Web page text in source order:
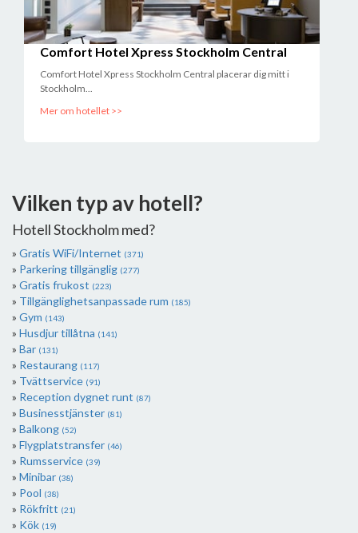
Comfort Hotel Xpress Stockholm Central
Comfort Hotel Xpress Stockholm Central placerar dig mitt i
Stockholm...
Mer om hotellet >>
Vilken typ av hotell?
Hotell Stockholm med?
Gratis WiFi/Internet (371)
Parkering tillgänglig (277)
Gratis frukost (223)
Tillgänglighetsanpassade rum (185)
Gym (143)
Husdjur tillåtna (141)
Bar (131)
Restaurang (117)
Tvättservice (91)
Reception dygnet runt (87)
Businesstjänster (81)
Balkong (52)
Flygplatstransfer (46)
Rumsservice (39)
Minibar (38)
Pool (38)
Rökfritt (21)
Kök (19)